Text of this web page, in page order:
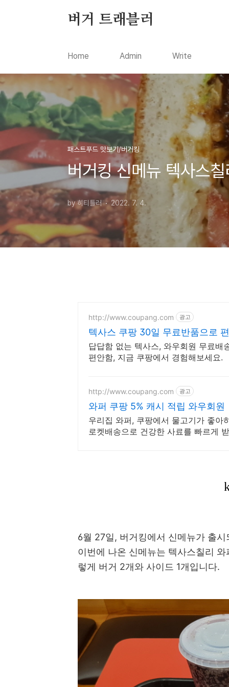
버거 트래블러
Home Admin Write
패스트푸드 맛보기/버거킹
버거킹 신메뉴 텍사스
by 히티틀러 2022. 7. 4.
http://www.coupang.com 광고
텍사스 쿠팡 30일 무료반품으로
답답함 없는 텍사스, 와우회원 무료배
편안함, 지금 쿠팡에서 경험해보세요.
http://www.coupang.com 광고
와퍼 쿠팡 5% 캐시 적립 와우회원
우리집 와퍼, 쿠팡에서 물고기가 좋아
로켓배송으로 건강한 사료를 빠르게
6월 27일, 버거킹에서 신메뉴가 출시
이번에 나온 신메뉴는 텍사스칠리
렇게 버거 2개와 사이드 1개입니다.